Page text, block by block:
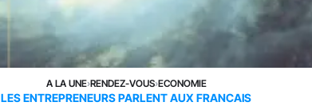
A LA UNE›RENDEZ-VOUS›ECONOMIE
LES ENTREPRENEURS PARLENT AUX FRANCAIS